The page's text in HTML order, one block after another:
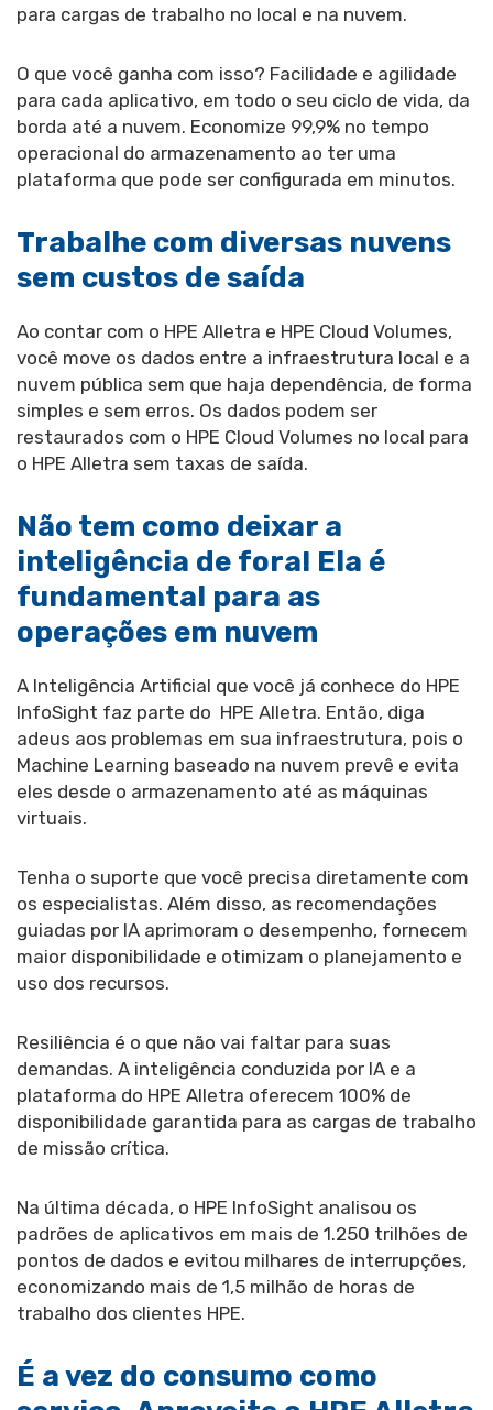
para cargas de trabalho no local e na nuvem.
O que você ganha com isso? Facilidade e agilidade
para cada aplicativo, em todo o seu ciclo de vida, da
borda até a nuvem. Economize 99,9% no tempo
operacional do armazenamento ao ter uma
plataforma que pode ser configurada em minutos.
Trabalhe com diversas nuvens
sem custos de saída
Ao contar com o HPE Alletra e HPE Cloud Volumes,
você move os dados entre a infraestrutura local e a
nuvem pública sem que haja dependência, de forma
simples e sem erros. Os dados podem ser
restaurados com o HPE Cloud Volumes no local para
o HPE Alletra sem taxas de saída.
Não tem como deixar a
inteligência de fora! Ela é
fundamental para as
operações em nuvem
A Inteligência Artificial que você já conhece do HPE
InfoSight faz parte do HPE Alletra. Então, diga
adeus aos problemas em sua infraestrutura, pois o
Machine Learning baseado na nuvem prevê e evita
eles desde o armazenamento até as máquinas
virtuais.
Tenha o suporte que você precisa diretamente com
os especialistas. Além disso, as recomendações
guiadas por IA aprimoram o desempenho, fornecem
maior disponibilidade e otimizam o planejamento e
uso dos recursos.
Resiliência é o que não vai faltar para suas
demandas. A inteligência conduzida por IA e a
plataforma do HPE Alletra oferecem 100% de
disponibilidade garantida para as cargas de trabalho
de missão crítica.
Na última década, o HPE InfoSight analisou os
padrões de aplicativos em mais de 1.250 trilhões de
pontos de dados e evitou milhares de interrupções,
economizando mais de 1,5 milhão de horas de
trabalho dos clientes HPE.
É a vez do consumo como